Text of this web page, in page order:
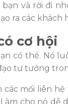
và rời đi
ra các khách
cơ hội
có thể. Nó
ạo tư tưởng
mối liên
Làm cho nó dễ